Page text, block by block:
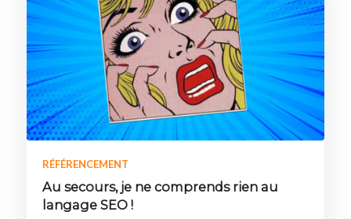
RÉFÉRENCEMENT
Au secours, je ne comprends rien au
langage SEO !